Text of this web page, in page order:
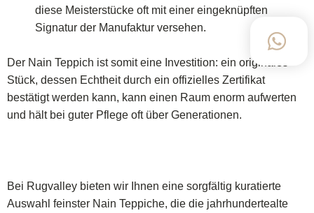
diese Meisterstücke oft mit einer eingeknüpften
Signatur der Manufaktur versehen.
Der Nain Teppich ist somit eine Investition: ein originales
Stück, dessen Echtheit durch ein offizielles Zertifikat
bestätigt werden kann, kann einen Raum enorm aufwerten
und hält bei guter Pflege oft über Generationen.
Bei Rugvalley bieten wir Ihnen eine sorgfältig kuratierte
Auswahl feinster Nain Teppiche, die die jahrhundertealte